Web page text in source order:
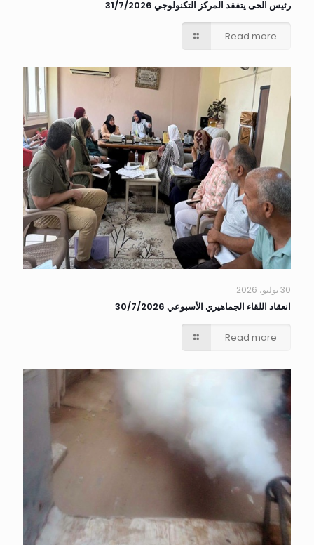
رئيس الحى يتفقد المركز التكنولوجي 31/7/2026
Read more
30 يوليو، 2026
انعقاد اللقاء الجماهيري الأسبوعي 30/7/2026
Read more